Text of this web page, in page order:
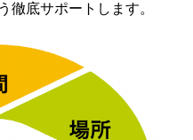
徹底サポートします。